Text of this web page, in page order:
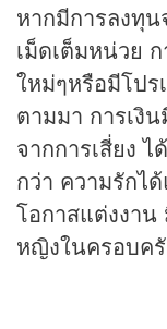
หากมีการลงทุน
เม็ดเต็มหน่วย
ใหม่ๆหรือมีโปร
ตามมา การเงิ
จากการเสี่ยง
กว่า ความรักไ
โอกาสแต่งงา
หญิงในครอบค